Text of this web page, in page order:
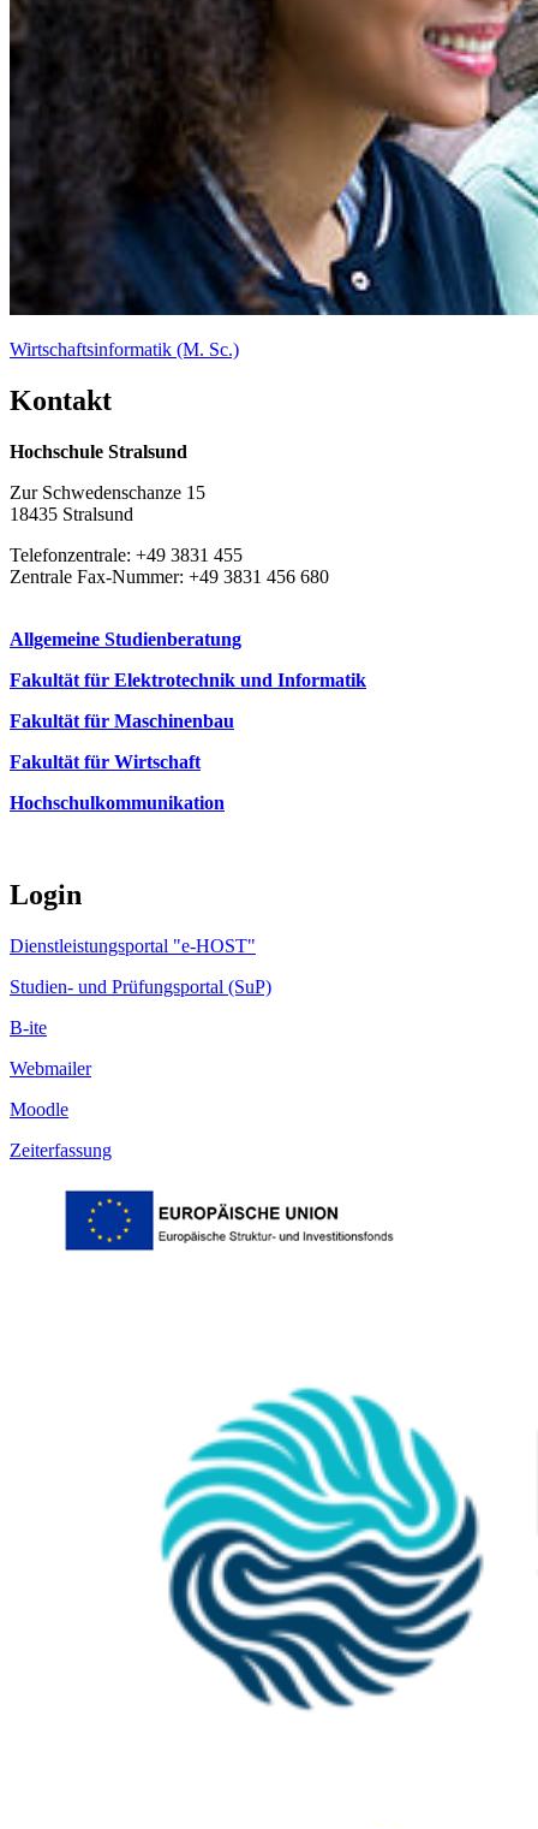
Wirtschaftsinformatik (M. Sc.)
Kon­takt
Hochschule Stralsund
Zur Schwedenschanze 15
18435 Stralsund
Telefonzentrale: +49 3831 455
Zentrale Fax-Nummer: +49 3831 456 680
Allgemeine Studienberatung
Fakultät für Elektrotechnik und Informatik
Fakultät für Maschinenbau
Fakultät für Wirtschaft
Hochschulkommunikation
Login
Dienstleistungsportal "e-HOST"
Studien- und Prüfungsportal (SuP)
B-ite
Webmailer
Moodle
Zeiterfassung